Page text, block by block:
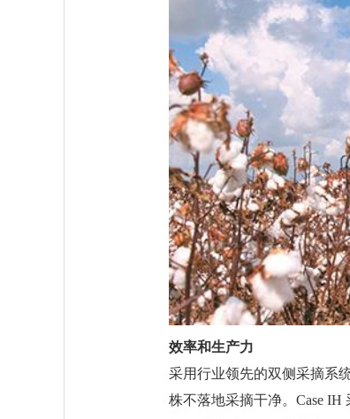
效率和生产力
采用行业领先的双侧采摘系
株不落地采摘干净。Case IH